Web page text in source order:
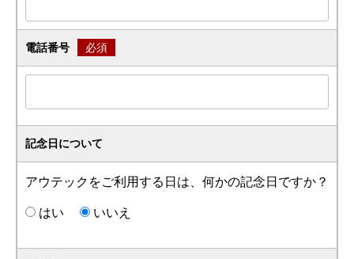
電話番号 必須
記念日について
アウテックをご利用する日は、何かの記念日ですか？
はい いいえ